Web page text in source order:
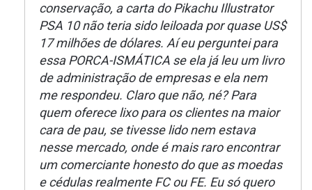
conservação, a carta do Pikachu Illustrator
PSA 10 não teria sido leiloada por quase US$
17 milhões de dólares. Aí eu perguntei para
essa PORCA-ISMÁTICA se ela já leu um livro
de administração de empresas e ela nem
me respondeu. Claro que não, né? Para
quem oferece lixo para os clientes na maior
cara de pau, se tivesse lido nem estava
nesse mercado, onde é mais raro encontrar
um comerciante honesto do que as moedas
e cédulas realmente FC ou FE. Eu só quero